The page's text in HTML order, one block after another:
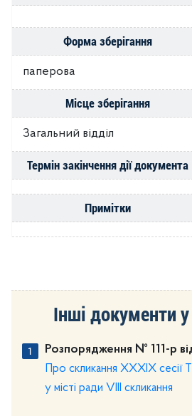
Форма зберігання
паперова
Місце зберігання
Загальний відділ
Термін закінчення дії документа
Примітки
Інші документи
Розпорядження № 111-р
Про скликання ХХХІХ сесії
у місті ради VIII скликання